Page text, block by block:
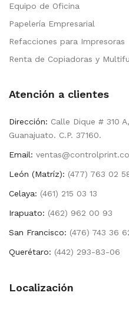
Equipo de Oficina
Papelería Empresarial
Refacciones para Impresoras
Renta de Copiadoras y
Atención a clientes
Dirección: Calle Dique # 310
Guanajuato. C.P. 37160.
Email:
León (Matríz): (477) 763 02
Celaya: (461) 215 03 13
Irapuato: (462) 962 00 93
San Francisco: (476) 743 36
Querétaro: (442) 293-83-06
Localización